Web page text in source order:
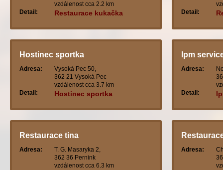
vzdálenost cca 2.2 km
Detail:
Restaurace kukačka
Detail:
Hostinec sportka
Adresa:
Vysoká Pec 50,
362 21 Vysoká Pec
vzdálenost cca 3.7 km
Detail:
Hostinec sportka
Ipm
Adresa:
Detail:
Restaurace tina
Adresa:
T. G. Masaryka 2,
362 36 Pernink
vzdálenost cca 6.3 km
Adresa: